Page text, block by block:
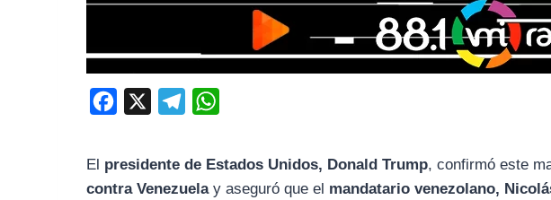
El presidente de Estados Unidos, Donald Trump, confirmó este
contra Venezuelay aseguró que el mandatario venezolano,